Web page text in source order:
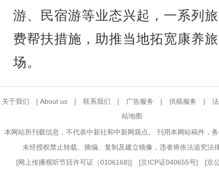
游、民宿游等业态兴起，一系列
费帮扶措施，助推当地拓宽康养
场。
关于我们 | About us | 联系我们 | 广告服务 | 供稿服务 |
站地图
本网站所刊载信息，不代表中新社和中新网观点。 刊用本网站稿件，
未经授权禁止转载、摘编、复制及建立镜像，违者将依法追究法
[网上传播视听节目许可证（0106168)] [京ICP证040655号] [京